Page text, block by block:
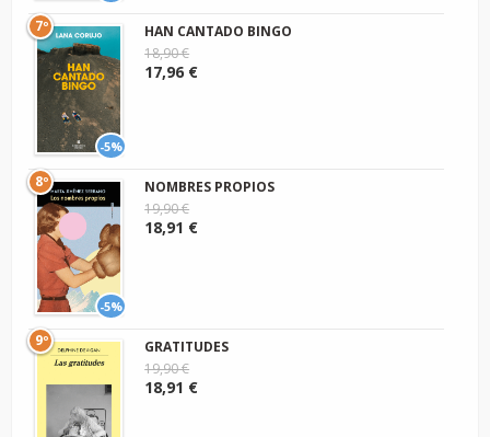
-5%
7º
HAN CANTADO BINGO
18,90 €
17,96 €
-5%
8º
NOMBRES PROPIOS
19,90 €
18,91 €
9º
GRATITUDES
19,90 €
18,91 €